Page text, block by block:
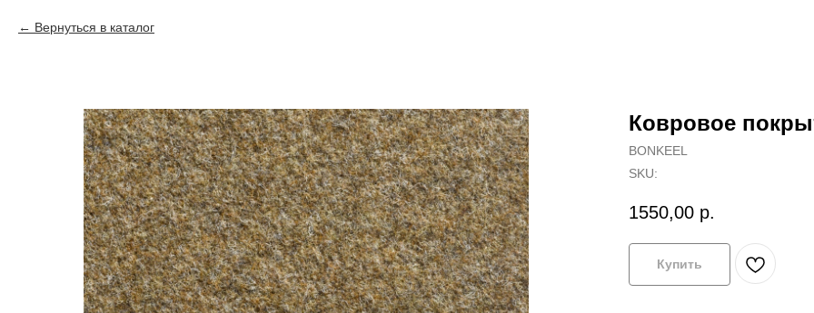
Вернуться в каталог
Ковровое
BONKEEL
SKU:
1550,00 р.
Купить